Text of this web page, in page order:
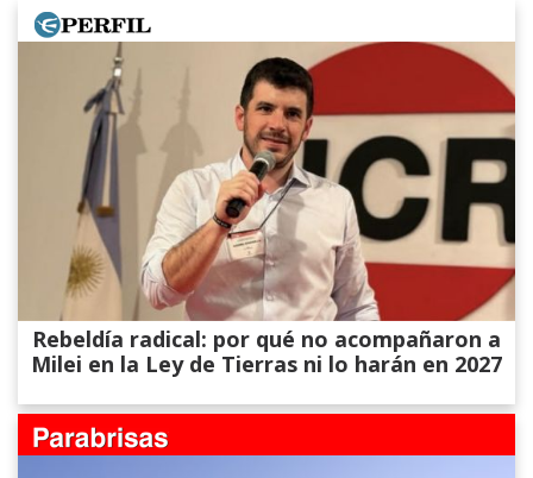
Rebeldía radical: por qué no acompañaron a
Milei en la Ley de Tierras ni lo harán en 2027